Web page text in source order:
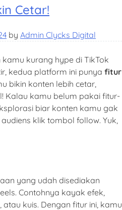
Cetar!
by Admin Clycks Digital
kurang hype di TikTok
kedua platform ini punya fitur
bikin konten lebih cetar,
Kalau kamu belum pakai fitur-
biar konten kamu gak
klik tombol follow. Yuk,
yang udah disediakan
Contohnya kayak efek,
kuis. Dengan fitur ini, kamu